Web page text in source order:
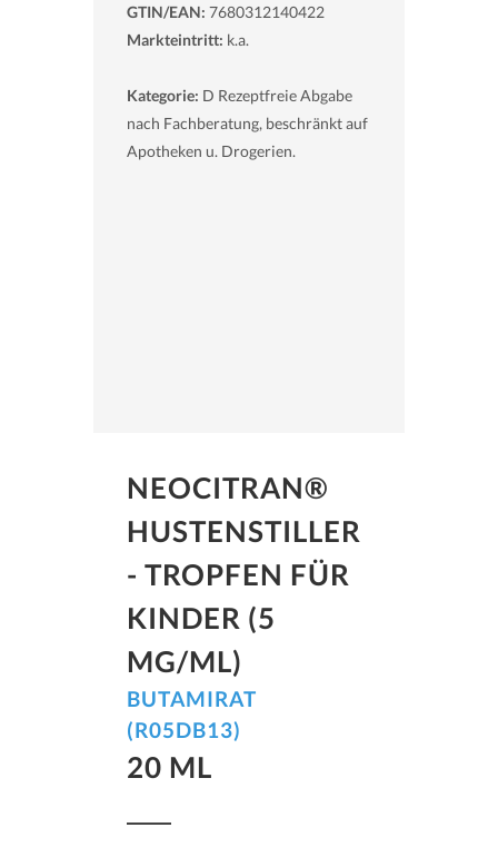
GTIN/EAN: 7680312140422
Markteintritt: k.a.
Kategorie: D Rezeptfreie Abgabe
nach Fachberatung, beschränkt auf
Apotheken u. Drogerien.
NEOCITRAN®
HUSTENSTILLER
- TROPFEN FÜR
KINDER (5
MG/ML)
BUTAMIRAT
(R05DB13)
20 ML